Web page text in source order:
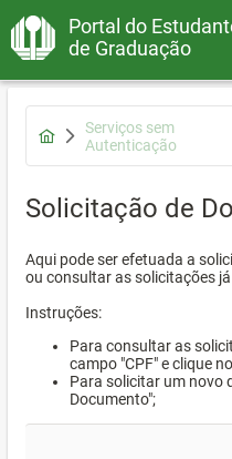
Portal do
de Graduação
Serviços sem
Autenticação
Solicitação de
Aqui pode ser efetuada a
ou consultar as solicitações
Instruções:
Para consultar as
campo "CPF" e clique
Para solicitar um novo
Documento";